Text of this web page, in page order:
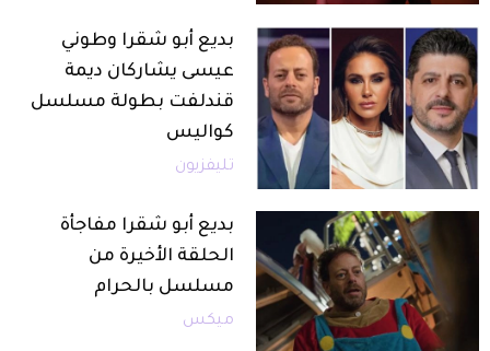
بديع أبو شقرا وطوني
عيسى يشاركان ديمة
قندلفت بطولة مسلسل
كواليس
تليفزيون
بديع أبو شقرا مفاجأة
الحلقة الأخيرة من
مسلسل بالحرام
ميكس